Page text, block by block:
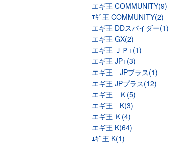
エギ王 COMMUNITY(9)
ｴｷﾞ王 COMMUNITY(2)
エギ王 DDスパイダー(1)
エギ王 GX(2)
エギ王 ＪＰ+(1)
エギ王 JP+(3)
エギ王 JPプラス(1)
エギ王 JPプラス(12)
エギ王 Ｋ(5)
エギ王 K(3)
エギ王 Ｋ(4)
エギ王 K(64)
ｴｷﾞ王 K(1)